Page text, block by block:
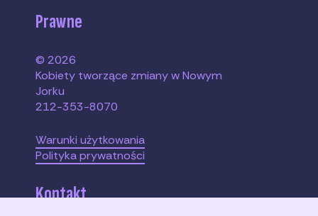
Prawne
© 2026
Kobiety tworzące zmiany w Nowym
Jorku
212-353-8070
Warunki użytkowania
Polityka prywatności
Kontakt